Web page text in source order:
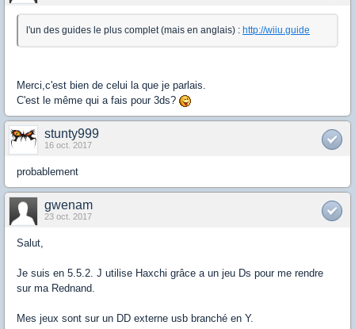
l'un des guides le plus complet (mais en anglais) : http://wiiu.guide
Merci,c'est bien de celui la que je parlais.
C'est le même qui a fais pour 3ds?
stunty999
16 oct. 2017
probablement
gwenam
23 oct. 2017
Salut,
Je suis en 5.5.2. J utilise Haxchi grâce a un jeu Ds pour me rendre
sur ma Rednand.
Mes jeux sont sur un DD externe usb branché en Y.